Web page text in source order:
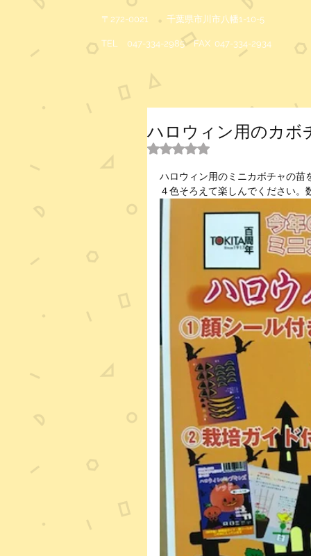
TEL 047-334-2985 FAX 047-334-2934
〒272-0021 千葉県市川市八幡1-10-5
ハロウィン用のカボ
5つ星のうちNaNと評価され
ハロウィン用のミニカボチャの苗
４色そろえて楽しんでください